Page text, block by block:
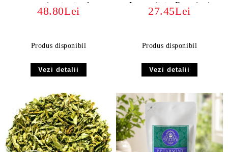
energizant natural
48.80Lei
Produs disponibil
Vezi detalii
Longevitate, Energie și
Sănătate
27.45Lei
Produs disponibil
Vezi detalii